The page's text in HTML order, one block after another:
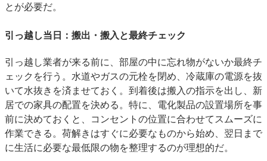
とが必要だ。
引っ越し当日：搬出・搬入と最終チェック
引っ越し業者が来る前に、部屋の中に忘れ物がないか最終チ
ェックを行う。水道やガスの元栓を閉め、冷蔵庫の電源を抜
いて水抜きを済ませておく。到着後は搬入の指示を出し、新
居での家具の配置を決める。特に、電化製品の設置場所を事
前に決めておくと、コンセントの位置に合わせてスムーズに
作業できる。荷解きはすぐに必要なものから始め、翌日まで
に生活に必要な最低限の物を整理するのが理想的だ。